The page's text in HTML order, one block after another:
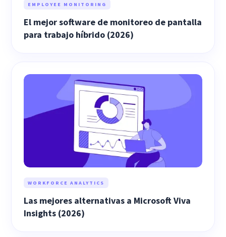
EMPLOYEE MONITORING
El mejor software de monitoreo de pantalla
para trabajo híbrido (2026)
WORKFORCE ANALYTICS
Las mejores alternativas a Microsoft Viva
Insights (2026)